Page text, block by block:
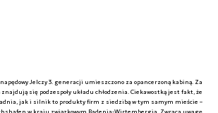
Jelczy 3. generacji umieszczono za opancerzoną kabiną. Za
się podzespoły układu chłodzenia. Ciekawostką jest fakt, że
jak i silnik to produkty firm z siedzibą w tym samym mieście –
w kraju związkowym Badenia-Wirtembergia. Zwraca uwagę